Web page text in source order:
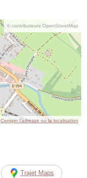
© contributeurs OpenStreetMap
Corriger l’adresse ou la localisation
Trajet Maps